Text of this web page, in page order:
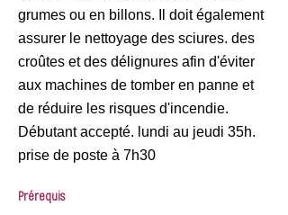
grumes ou en billons. Il doit également
assurer le nettoyage des sciures. des
croûtes et des délignures afin d'éviter
aux machines de tomber en panne et
de réduire les risques d'incendie.
Débutant accepté. lundi au jeudi 35h.
prise de poste à 7h30
Prérequis